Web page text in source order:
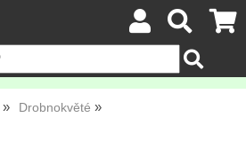
Drobnokvěté